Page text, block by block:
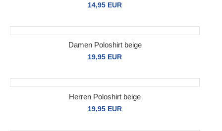
14,95 EUR
Damen Poloshirt beige
19,95 EUR
Herren Poloshirt beige
19,95 EUR